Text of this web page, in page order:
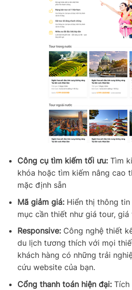
Công cụ tìm kiếm tối ưu:Tìm
khóa hoặc tìm kiếm nâng cao
mặc định sẵn
Mã giảm giá:Hiển thị thông tin
mục cần thiết như giá tour,
Responsive:Công nghệ thiết
du lịch tương thích với mọi
khách hàng có những trải
cứu website của bạn.
Cổng thanh toán hiện đại: Tích